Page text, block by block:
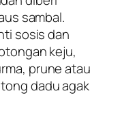
sambal.
sosis dan
keju,
prune atau
dadu agak